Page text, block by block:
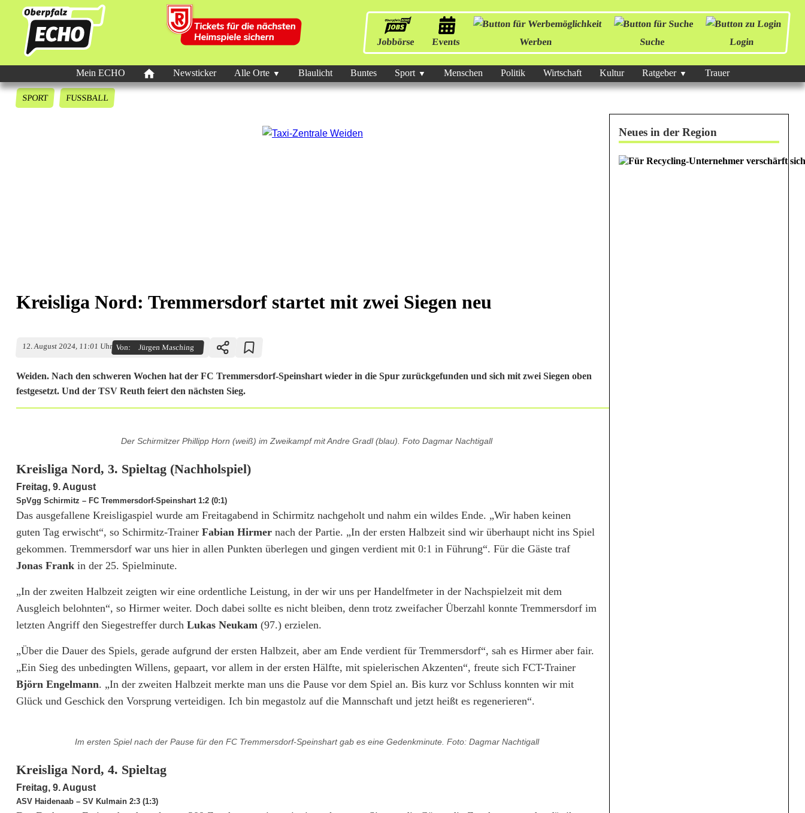
Jobbörse Events Werben Suche Login
Mein ECHO Newsticker Alle Orte Blaulicht Buntes Sport Menschen Politik Wirtschaft Kultur Ratgeber Trauer
SPORT FUSSBALL
Kreisliga Nord: Tremmersdorf startet mit zwei Siegen neu
12. August 2024, 11:01 Uhr Von: Jürgen Masching
Weiden. Nach den schweren Wochen hat der FC Tremmersdorf-Speinshart wieder in die Spur zurückgefunden und sich mit zwei Siegen oben
festgesetzt. Und der TSV Reuth feiert den nächsten Sieg.
e
i
s
l
i
g
a
o
r
d
r
e
Der Schirmitzer Phillipp Horn (weiß) im Zweikampf mit Andre Gradl (blau). Foto Dagmar Nachtigall
Kreisliga Nord, 3. Spieltag (Nachholspiel)
Freitag, 9. August
SpVgg Schirmitz – FC Tremmersdorf-Speinshart 1:2 (0:1)
Das ausgefallene Kreisligaspiel wurde am Freitagabend in Schirmitz nachgeholt und nahm ein wildes Ende. „Wir haben keinen
guten Tag erwischt“, so Schirmitz-Trainer Fabian Hirmer nach der Partie. „In der ersten Halbzeit sind wir überhaupt nicht ins Spiel
gekommen. Tremmersdorf war uns hier in allen Punkten überlegen und gingen verdient mit 0:1 in Führung“. Für die Gäste traf
Jonas Frank in der 25. Spielminute.
„In der zweiten Halbzeit zeigten wir eine ordentliche Leistung, in der wir uns per Handelfmeter in der Nachspielzeit mit dem
Ausgleich belohnten“, so Hirmer weiter. Doch dabei sollte es nicht bleiben, denn trotz zweifacher Überzahl konnte Tremmersdorf im
letzten Angriff den Siegestreffer durch Lukas Neukam (97.) erzielen.
„Über die Dauer des Spiels, gerade aufgrund der ersten Halbzeit, aber am Ende verdient für Tremmersdorf“, sah es Hirmer aber fair.
„Ein Sieg des unbedingten Willens, gepaart, vor allem in der ersten Hälfte, mit spielerischen Akzenten“, freute sich FCT-Trainer
Björn Engelmann. „In der zweiten Halbzeit merkte man uns die Pause vor dem Spiel an. Bis kurz vor Schluss konnten wir mit
Glück und Geschick den Vorsprung verteidigen. Ich bin megastolz auf die Mannschaft und jetzt heißt es regenerieren“.
Im ersten Spiel nach der Pause für den FC Tremmersdorf-Speinshart gab es eine Gedenkminute. Foto: Dagmar Nachtigall
Kreisliga Nord, 4. Spieltag
Freitag, 9. August
ASV Haidenaab – SV Kulmain 2:3 (1:3)
Neues in der Region